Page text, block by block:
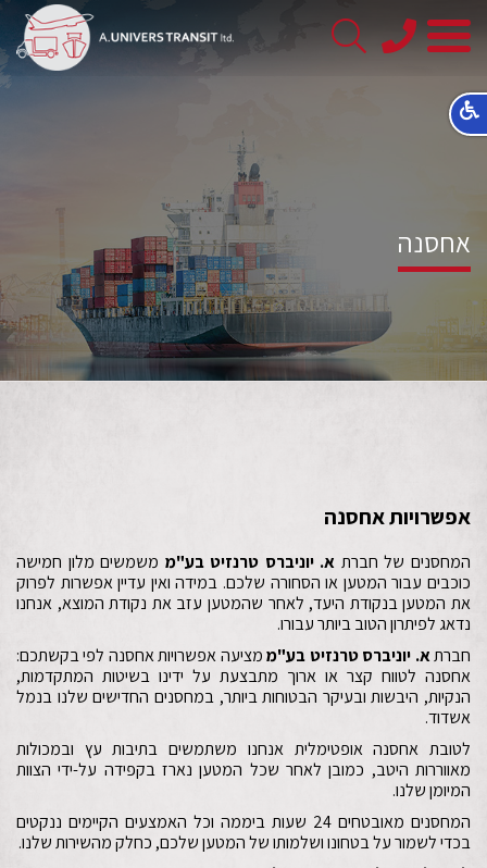
08-
8563145
אחסנה
אפשרויות אחסנה
המחסנים של חברת א. יוניברס טרנזיט בע"מ משמשים מלון חמישה
כוכבים עבור המטען או הסחורה שלכם. במידה ואין עדיין אפשרות לפרוק
את המטען בנקודת היעד, לאחר שהמטען עזב את נקודת המוצא, אנחנו
נדאג לפיתרון הטוב ביותר עבורו.
חברתא. יוניברס טרנזיט בע"ממציעה אפשרויות אחסנה לפי בקשתכם:
אחסנה לטווח קצר או ארוך מתבצעת על ידינו בשיטות המתקדמות,
הנקיות, היבשות ובעיקר הבטוחות ביותר, במחסנים החדישים שלנו בנמל
אשדוד.
לטובת אחסנה אופטימלית אנחנו משתמשים בתיבות עץ ובמכולות
מאווררות היטב, כמובן לאחר שכל המטען נארז בקפידה על-ידי הצוות
המיומן שלנו.
המחסנים מאובטחים 24 שעות ביממה וכל האמצעים הקיימים ננקטים
בכדי לשמור על בטחונו ושלמותו של המטען שלכם, כחלק מהשירות שלנו.